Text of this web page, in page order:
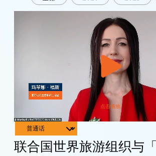
关于论坛
Channels
联合国世界旅游组织与